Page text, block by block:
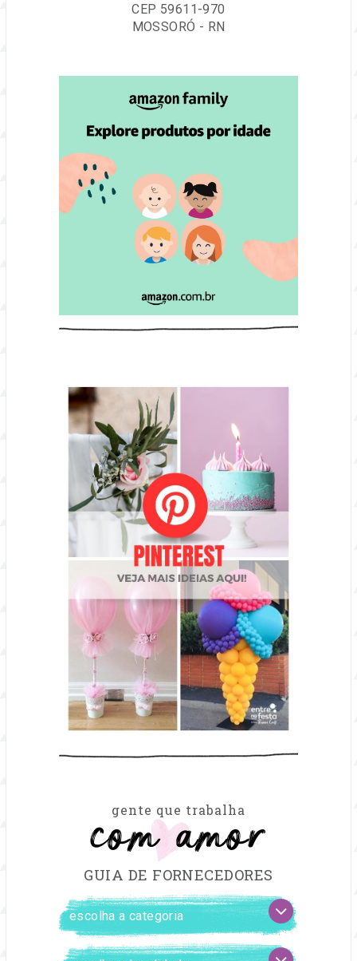
CEP 59611-970
MOSSORÓ - RN
gente que trabalha
com amor
GUIA DE FORNECEDORES
FILTRAR
FORNECEDORES
escolha
a
categoria
escolha